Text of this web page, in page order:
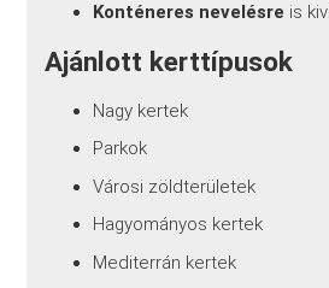
Konténeres nevelésre is
Ajánlott kerttípusok
Nagy kertek
Parkok
Városi zöldterületek
Hagyományos kertek
Mediterrán kertek